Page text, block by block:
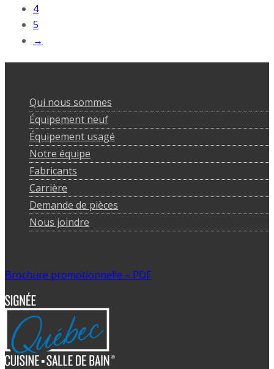
4
5
→
Qui nous sommes
Équipement neuf
Équipement usagé
Notre équipe
Fabricants
Carrière
Demande de pièces
Nous joindre
Brochure promotionnelle – PDF